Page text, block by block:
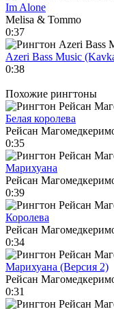
Im Alone
Melisa & Tommo
0:37
Azeri Bass Music
0:38
Похожие рингтоны
Белая королева
Рейсан
0:35
Марихуана
Рейсан
0:39
Королева
Рейсан
0:34
Марихуана (Версия 2)
Рейсан
0:31